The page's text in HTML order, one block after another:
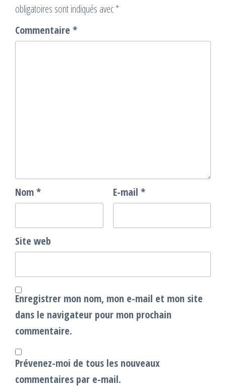
obligatoires sont indiqués avec*
Commentaire *
Nom* E-mail *
Site web
Enregistrer mon nom, mon e-mail et mon site
dans le navigateur pour mon prochain
commentaire.
Prévenez-moi de tous les nouveaux
commentaires par e-mail.